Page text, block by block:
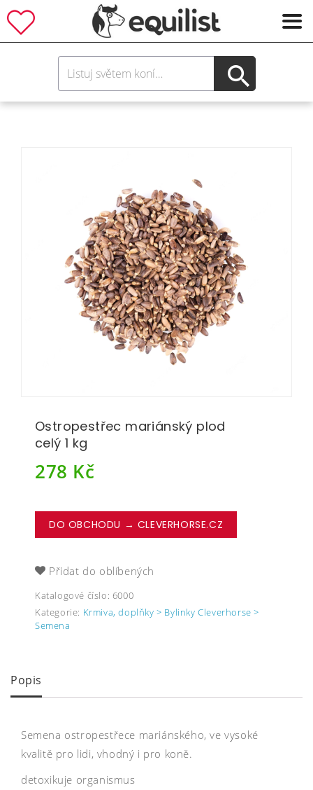
Ostropestřec mariánský plod
celý 1 kg
278 Kč
DO OBCHODU → CLEVERHORSE.CZ
Přidat do oblíbených
Katalogové číslo: 6000
Kategorie: Krmiva, doplňky > Bylinky Cleverhorse >
Semena
Popis
Semena ostropestřece mariánského, ve vysoké
kvalitě pro lidi, vhodný i pro koně.
detoxikuje organismus